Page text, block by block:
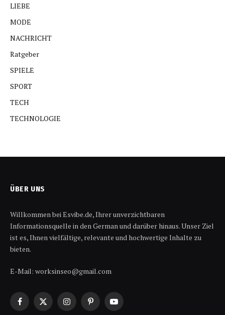
LIEBE
MODE
NACHRICHT
Ratgeber
SPIELE
SPORT
TECH
TECHNOLOGIE
ÜBER UNS
Willkommen bei Esvibe.de, Ihrer unverzichtbaren
Informationsquelle in den German und darüber hinaus. Unser Ziel
ist es, Ihnen vielfältige, relevante und hochwertige Inhalte zu
bieten.
E-Mail: worksinseo@gmail.com
Facebook
X
InstagramPinterestYouTube